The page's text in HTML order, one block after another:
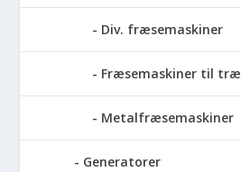
Div. fræsemaskiner
Fræsemaskiner til træ
Metalfræsemaskiner
Generatorer